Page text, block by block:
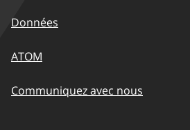
Données
ATOM
Communiquez avec nous